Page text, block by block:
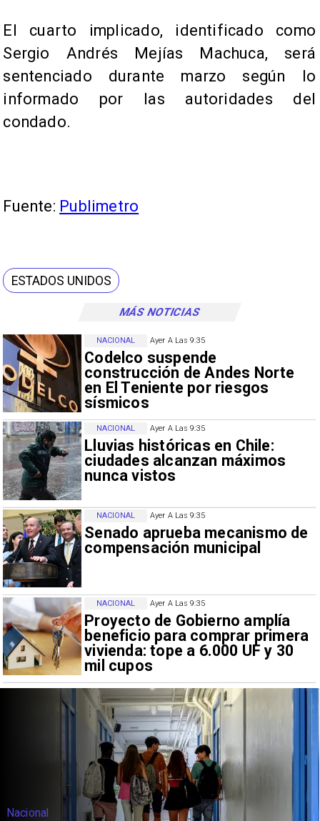
MÁS NOTICIAS
Ayer A Las 9:35
Codelco suspende
construcción de Andes Norte
en El Teniente por riesgos
sísmicos
NACIONAL
Ayer A Las 9:35
Lluvias históricas en Chile:
ciudades alcanzan máximos
nunca vistos
NACIONAL
Ayer A Las 9:35
Senado aprueba mecanismo de
compensación municipal
NACIONAL
Ayer A Las 9:35
Proyecto de Gobierno amplía
beneficio para comprar primera
vivienda: tope a 6.000 UF y 30
mil cupos
NACIONAL
El cuarto implicado, identificado como
Sergio Andrés Mejías Machuca, será
sentenciado durante marzo según lo
informado por las autoridades del
condado.
Fuente: Publimetro
ESTADOS UNIDOS
Nacional